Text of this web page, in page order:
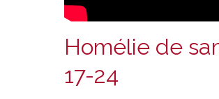
Homélie de
17-24